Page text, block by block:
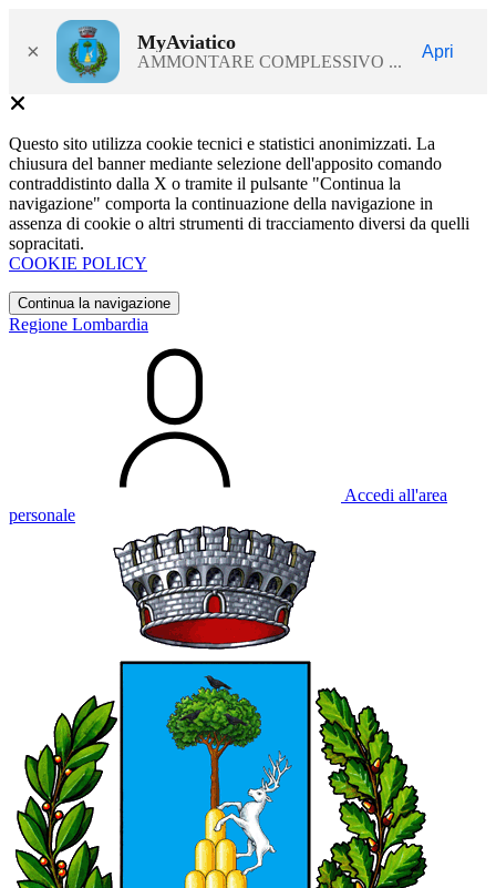
× MyAviatico
AMMONTARE COMPLESSIVO ...
Apri
Questo sito utilizza cookie tecnici e statistici anonimizzati. La
chiusura del banner mediante selezione dell'apposito comando
contraddistinto dalla X o tramite il pulsante "Continua la
navigazione" comporta la continuazione della navigazione in
assenza di cookie o altri strumenti di tracciamento diversi da quelli
sopracitati.
COOKIE POLICY
Continua la navigazione
Regione Lombardia
Accedi all'area
personale